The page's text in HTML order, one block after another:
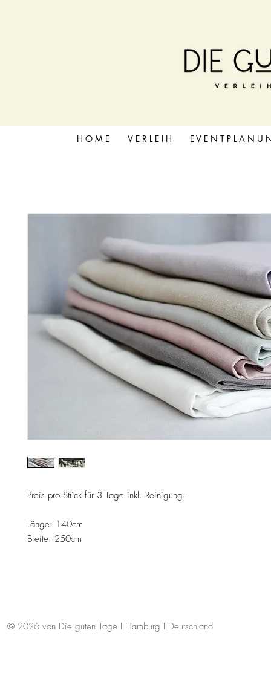
Preis pro Stück für 3 Tage inkl. Reinigung.
Länge: 140cm
Breite: 250cm
H O M E V E R L E I H E V E N T P L A N U
© 2026 von Die guten Tage I Hamburg I Deutschland